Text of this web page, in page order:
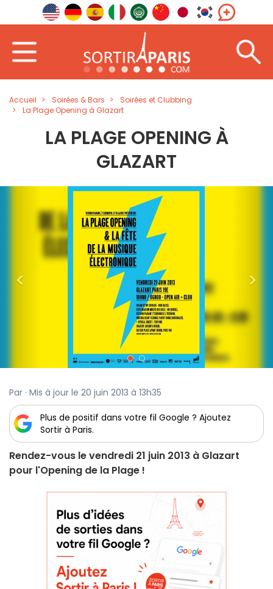
Accueil Soirées & Bars
Soirées et Clubbing
La Plage Opening à Glazart
LA PLAGE OPENING À
GLAZART
< >
Par · Mis à jour le 20 juin 2013 à 13h35
Plus de positif dans votre fil Google ? Ajoutez
Sortir à Paris.
Rendez-vous le vendredi 21 juin 2013 à Glazart
pour l'Opening de la Plage !